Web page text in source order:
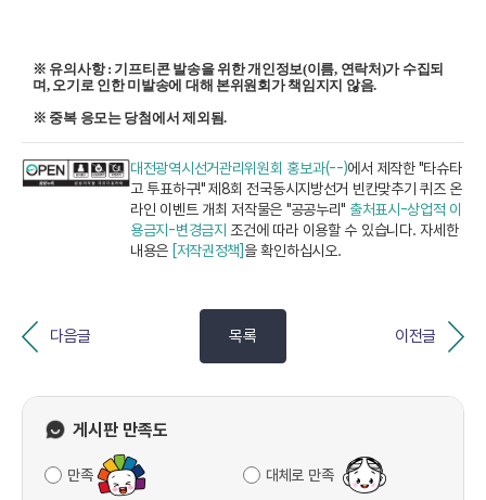
※ 유의사항 : 기프티콘 발송을 위한 개인정보(이름, 연락처)가 수집되
며, 오기로 인한 미발송에 대해 본위원회가 책임지지 않음.
※ 중복 응모는 당첨에서 제외됨.
대전광역시선거관리위원회 홍보과(--)에서 제작한 "타슈타
고 투표하구!" 제8회 전국동시지방선거 빈칸맞추기 퀴즈 온
라인 이벤트 개최 저작물은 "공공누리" 출처표시-상업적 이
용금지-변경금지 조건에 따라 이용할 수 있습니다. 자세한
내용은 [저작권정책]을 확인하십시오.
다음글 목록 이전글
게시판 만족도
만족 대체로 만족